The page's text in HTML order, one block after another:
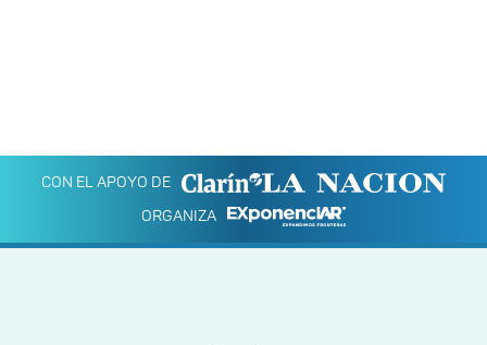
CON EL APOYO DE
ORGANIZA